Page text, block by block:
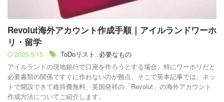
Revolut海外アカウント作成手順｜アイルランドワーホ
リ・留学
2025/5/15 ToDoリスト , 必要なもの
アイルランドの現地銀行で口座を作ろうとする場合、特にワーホリだと
必要書類の関係ですぐに作れないのが難点。そこで英本記事では、ネッ
トで開設できて維持費無料、英国発祥の「Revolut」の海外アカウント
作成方法についてご紹介します。